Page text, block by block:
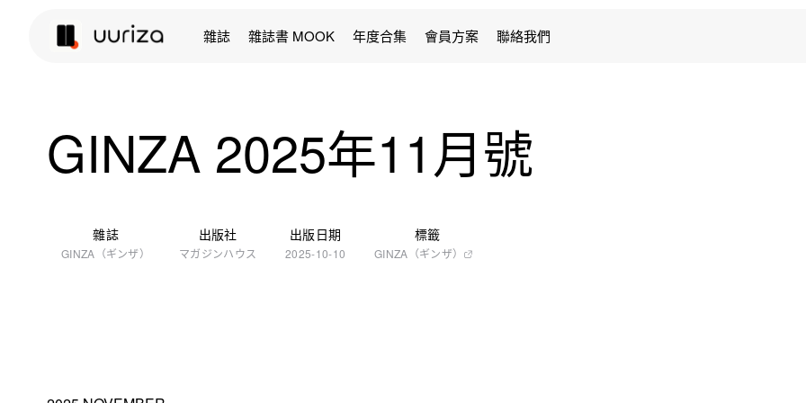
雜誌 雜誌書 MOOK 年度合集 會員方案 聯絡我們
GINZA 2025年11月號
雜誌
GINZA（ギンザ）
出版社
マガジンハウス
出版日期
2025-10-10
標籤
GINZA（ギンザ）